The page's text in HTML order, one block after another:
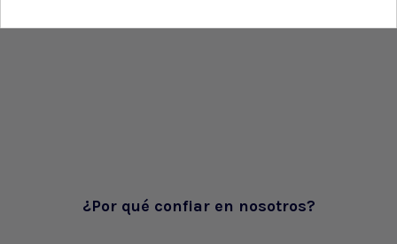
¿Por qué confiar en nosotros?